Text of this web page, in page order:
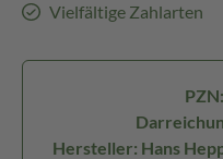
Vielfältige Zahlarten
Hersteller: Hans